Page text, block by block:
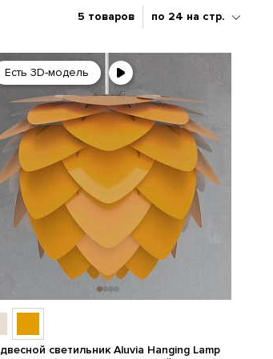
5 товаров по 24 на стр.
Есть 3D-модель
светильник Aluvia Hanging Lamp